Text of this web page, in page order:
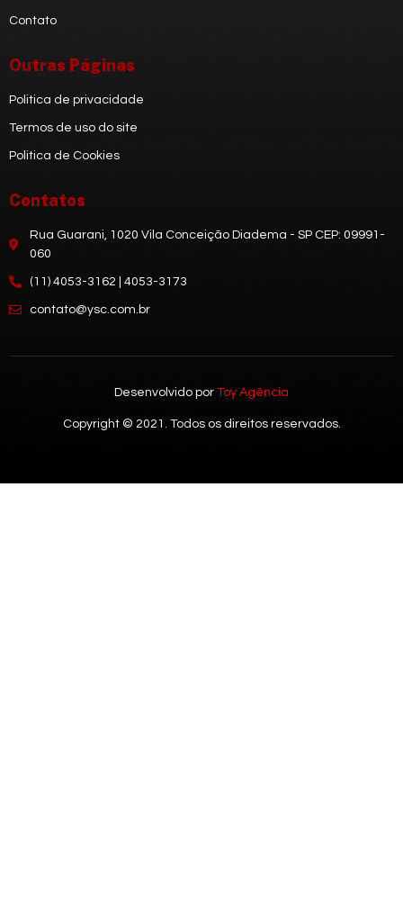
Contato
Outras Páginas
Politica de privacidade
Termos de uso do site
Politica de Cookies
Contatos
Rua Guarani, 1020 Vila Conceição Diadema - SP CEP: 09991-
060
(11) 4053-3162 | 4053-3173
contato@ysc.com.br
Desenvolvido por Toy Agência
Copyright © 2021. Todos os direitos reservados.